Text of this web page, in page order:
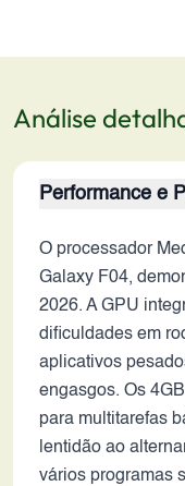
Análise
Performance e
O processador
Galaxy F04,
2026. A GPU
dificuldades em
aplicativos
engasgos. Os
para multitarefas
lentidão ao
vários programas